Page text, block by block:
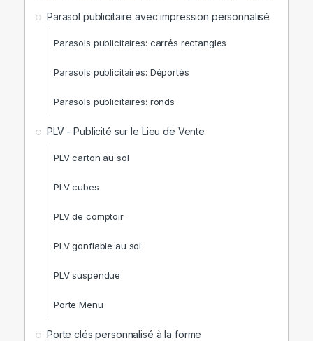
Parasol publicitaire avec impression personnalisé
Parasols publicitaires: carrés rectangles
Parasols publicitaires: Déportés
Parasols publicitaires: ronds
PLV - Publicité sur le Lieu de Vente
PLV carton au sol
PLV cubes
PLV de comptoir
PLV gonflable au sol
PLV suspendue
Porte Menu
Porte clés personnalisé à la forme